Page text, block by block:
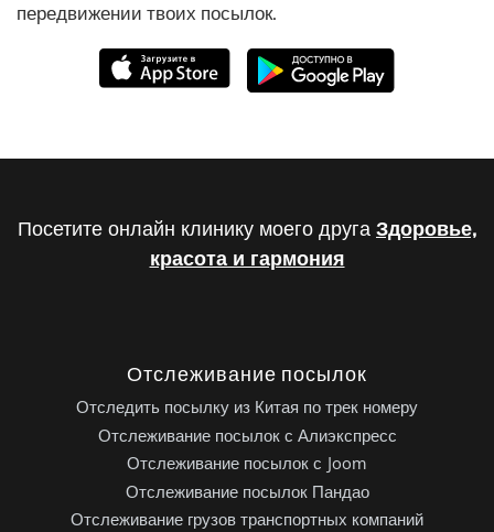
передвижении твоих посылок.
Посетите онлайн клинику моего друга Здоровье,
красота и гармония
Отслеживание посылок
Отследить посылку из Китая по трек номеру
Отслеживание посылок с Алиэкспресс
Отслеживание посылок с Joom
Отслеживание посылок Пандао
Отслеживание грузов транспортных компаний